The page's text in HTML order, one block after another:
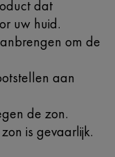
dat
uw huid.
om de
aan
de zon.
is gevaarlijk.